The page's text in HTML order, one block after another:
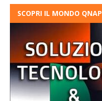
SCOPRI IL MONDO QNAP